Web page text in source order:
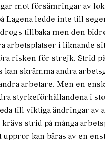
mot försämringar av
Lagena ledde inte till
tillbaka men den
arbetsplatser i liknande
risken för strejk. Strid
kan skrämma andra
arbetare. Men en
styrkeförhållandena i
till viktiga ändringar av
krävs strid på många
uppror kan bäras av en